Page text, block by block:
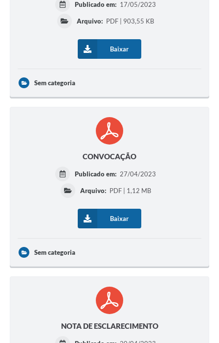
Publicado em: 17/05/2023
Arquivo: PDF | 903,55 KB
Baixar
Sem categoria
CONVOCAÇÃO
Publicado em: 27/04/2023
Arquivo: PDF | 1,12 MB
Baixar
Sem categoria
NOTA DE ESCLARECIMENTO